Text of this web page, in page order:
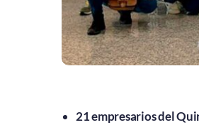
21 empresarios del